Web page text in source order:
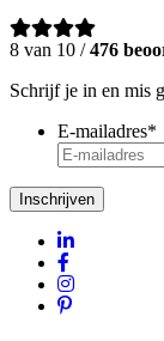
8 van 10 /476
Schrijf je in en mis
E-mailadres*
Inschrijven